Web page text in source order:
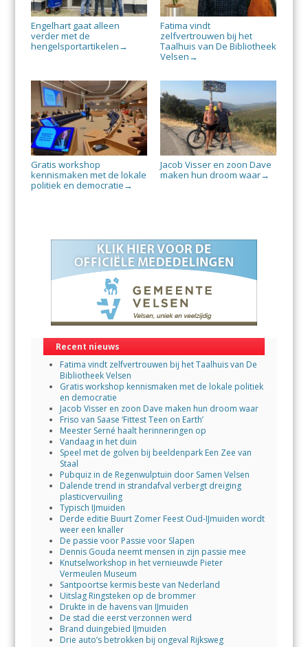
Engelhart gaat alleen
verder met de
hengelsportartikelen →
Fatima vindt
zelfvertrouwen bij het
Taalhuis van De Bibliotheek
Velsen →
Gratis workshop
kennismaken met de lokale
politiek en democratie →
Jacob Visser en zoon Dave
maken hun droom waar→
Recent nieuws
Fatima vindt zelfvertrouwen bij het Taalhuis van De
Bibliotheek Velsen
Gratis workshop kennismaken met de lokale politiek
en democratie
Jacob Visser en zoon Dave maken hun droom waar
Friso van Saase ‘Fittest Teen on Earth’
Meester Serné haalt herinneringen op
Vandaag in het duin
Speel met de golven bij beeldenpark Een Zee van
Staal
Pubquiz in de Regenwulptuin door Samen Velsen
Dalende trend in strandafval verbergt dreiging
plasticvervuiling
Typisch IJmuiden
Derde editie Buurt Zomer Feest Oud-IJmuiden wordt
weer een knaller
De passie voor Passie voor Slapen
Dennis Gouda neemt mensen in zijn passie mee
Knutselworkshop in het vernieuwde Pieter
Vermeulen Museum
Santpoortse kermis beste van Nederland
Uitslag Ringsteken op de brommer
Drukte in de havens van IJmuiden
De stad die eerst verzonnen werd
Brand duingebied IJmuiden
Drie auto’s betrokken bij ongeval Rijksweg